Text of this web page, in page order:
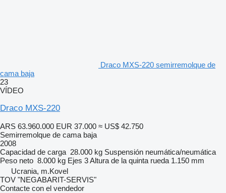
Draco MXS-220 semirremolque de
cama baja
23
VÍDEO
Draco MXS-220
ARS 63.960.000 EUR 37.000 ≈ US$ 42.750
Semirremolque de cama baja
2008
Capacidad de carga 28.000 kg Suspensión neumática/neumática
Peso neto 8.000 kg Ejes 3Altura de la quinta rueda 1.150 mm
Ucrania, m.Kovel
TOV "NEGABARIT-SERVIS"
Contacte con el vendedor